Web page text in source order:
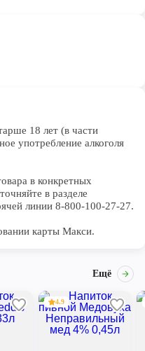
18 лет (в части
употребление алкоголя
в конкретных
в разделе
линии 8-800-100-27-27.
карты Макси.
Ещё
4.9